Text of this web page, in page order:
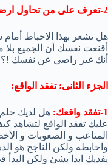
2-تعرف على من تحاول ارضائه ولماذا وما توقعاتك إذا قمت بذلك !؟
هل تشعر بهذا الاحباط
أقنعت نفسك أن الجميع
أنك غير راضى عن نفسك !؟
الجزء الثانى: تفقد الواقع:
1-تفقد واقعك:
هل لديك حلم
عليك تفقد الواقع
المتاعب و الصعوبات و
واحابطه ولكن الناجح هو
يفديك ابدا بشئ ولكن